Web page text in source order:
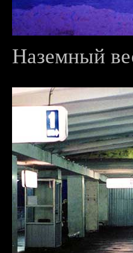
Наземный